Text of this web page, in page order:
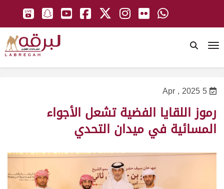
5 Apr , 2025
رموز اللقايا الفضية تشعل الأجواء
المسائية في ميدان التحدي